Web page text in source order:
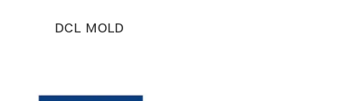
DCL MOLD